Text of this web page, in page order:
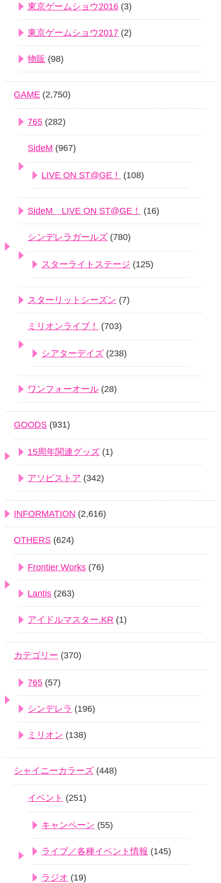
東京ゲームショウ2016 (3)
東京ゲームショウ2017 (2)
物販 (98)
GAME (2,750)
765 (282)
SideM (967)
LIVE ON ST@GE！ (108)
SideM LIVE ON ST@GE！ (16)
シンデレラガールズ (780)
スターライトステージ (125)
スターリットシーズン (7)
ミリオンライブ！ (703)
シアターデイズ (238)
ワンフォーオール (28)
GOODS (931)
15周年関連グッズ (1)
アソビストア (342)
INFORMATION (2,616)
OTHERS (624)
Frontier Works (76)
Lantis (263)
アイドルマスター.KR (1)
カテゴリー (370)
765 (57)
シンデレラ (196)
ミリオン (138)
シャイニーカラーズ (448)
イベント (251)
キャンペーン (55)
ライブ／各種イベント情報 (145)
ラジオ (19)